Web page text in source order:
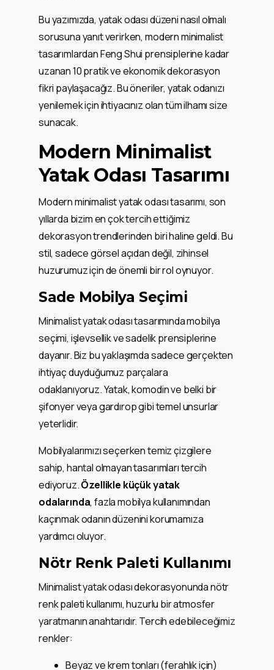
Bu yazımızda, yatak odası düzeni nasıl olmalı
sorusuna yanıt verirken, modern minimalist
tasarımlardan Feng Shui prensiplerine kadar
uzanan 10 pratik ve ekonomik dekorasyon
fikri paylaşacağız. Bu öneriler, yatak odanızı
yenilemek için ihtiyacınız olan tüm ilhamı size
sunacak.
Modern Minimalist
Yatak Odası Tasarımı
Modern minimalist yatak odası tasarımı, son
yıllarda bizim en çok tercih ettiğimiz
dekorasyon trendlerinden biri haline geldi. Bu
stil, sadece görsel açıdan değil, zihinsel
huzurumuz için de önemli bir rol oynuyor.
Sade Mobilya Seçimi
Minimalist yatak odası tasarımında mobilya
seçimi, işlevsellik ve sadelik prensiplerine
dayanır. Biz bu yaklaşımda sadece gerçekten
ihtiyaç duyduğumuz parçalara
odaklanıyoruz. Yatak, komodin ve belki bir
şifonyer veya gardırop gibi temel unsurlar
yeterlidir.
Mobilyalarımızı seçerken temiz çizgilere
sahip, hantal olmayan tasarımları tercih
ediyoruz.Özellikle küçük yatak
odalarında, fazla mobilya kullanımından
kaçınmak odanın düzenini korumamıza
yardımcı oluyor.
Nötr Renk Paleti Kullanımı
Minimalist yatak odası dekorasyonunda nötr
renk paleti kullanımı, huzurlu bir atmosfer
yaratmanın anahtarıdır. Tercih edebileceğimiz
renkler:
Beyaz ve krem tonları (ferahlık için)